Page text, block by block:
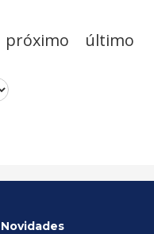
próximo último